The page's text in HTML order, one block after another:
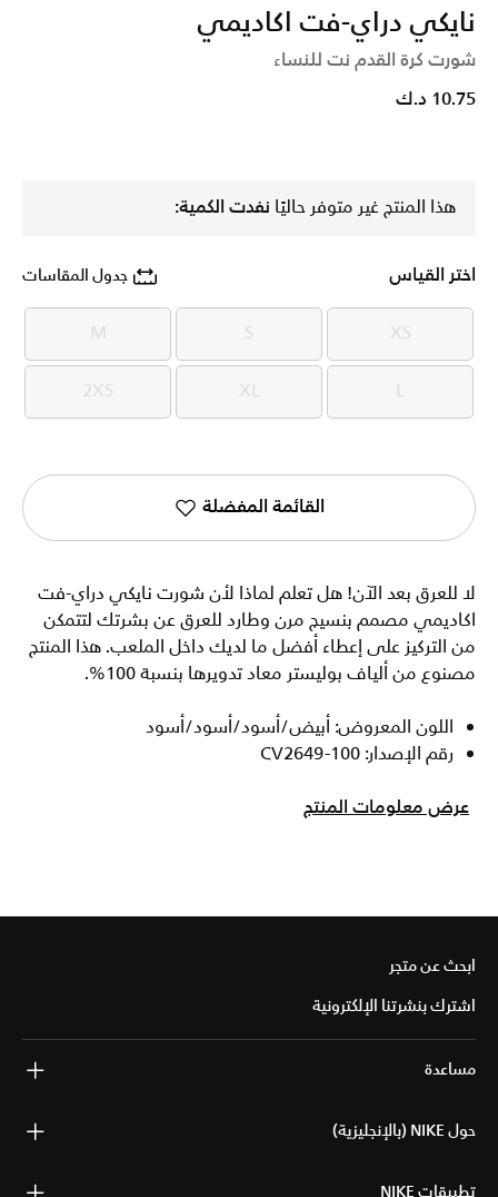
نايكي دراي-فت اكاديمي
شورت كرة القدم نت للنساء
10.75 د.ك
هذا المنتج غير متوفر حاليًا نفدت الكمية:
اختر القياس جدول المقاسات
XS
XS
S
S
M
M
L
L
XL
XL
2XS
2XS
القائمة المفضلة
لا للعرق بعد الآن! هل تعلم لماذا لأن شورت نايكي دراي-فت
اكاديمي مصمم بنسيج مرن وطارد للعرق عن بشرتك لتتمكن
من التركيز على إعطاء أفضل ما لديك داخل الملعب. هذا المنتج
مصنوع من ألياف بوليستر معاد تدويرها بنسبة 100%.
اللون المعروض: أبيض/أسود/أسود/أسود
رقم الإصدار: CV2649-100
عرض معلومات المنتج
ابحث عن متجر
اشترك بنشرتنا الإلكترونية
مساعدة
حول NIKE (بالإنجليزية)